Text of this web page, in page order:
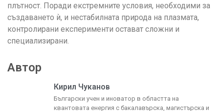
плътност. Поради екстремните условия, необходими за
създаването ѝ, и нестабилната природа на плазмата,
контролирани експерименти остават сложни и
специализирани.
Автор
Кирил Чуканов
Български учен и иноватор в областта на
квантовата енергия с бакалавърска, магистърска и